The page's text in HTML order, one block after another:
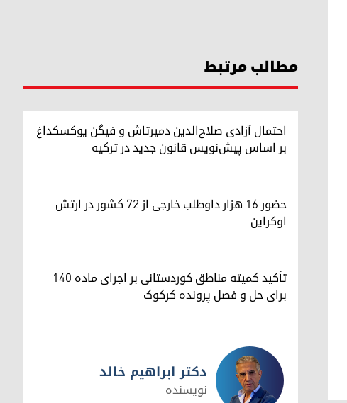
مطالب مرتبط
احتمال آزادی صلاح‌الدین دمیرتاش و فیگن یوکسکداغ
بر اساس پیش‌نویس قانون جدید در ترکیه
حضور ۱۶ هزار داوطلب خارجی از ۷۲ کشور در ارتش
اوکراین
تأکید کمیته مناطق کوردستانی بر اجرای ماده ۱۴۰
برای حل و فصل پرونده کرکوک
دکتر ابراهیم خالد
نویسنده